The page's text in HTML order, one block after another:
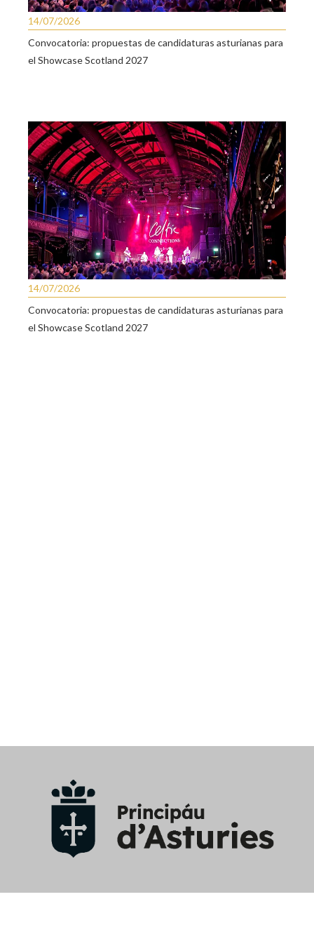
14/07/2026
Convocatoria: propuestas de candidaturas asturianas para
el Showcase Scotland 2027
14/07/2026
Convocatoria: propuestas de candidaturas asturianas para
el Showcase Scotland 2027